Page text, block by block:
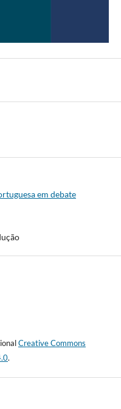
em debate
Creative Commons
.